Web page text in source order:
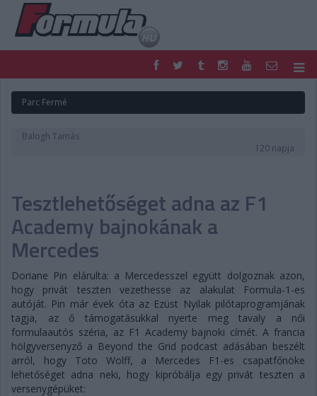
FORMULA
MOTOR
NEMZETKÖZI
DIGITÁLIS MAGAZIN
PONTÁLLÁSOK
Parc Fermé
Balogh Tamás
120 napja
Tesztlehetőséget adna az F1
Academy bajnokának a
Mercedes
Doriane Pin elárulta: a Mercedesszel együtt dolgoznak azon,
hogy privát teszten vezethesse az alakulat Formula-1-es
autóját. Pin már évek óta az Ezüst Nyilak pilótaprogramjának
tagja, az ő támogatásukkal nyerte meg tavaly a női
formulaautós széria, az F1 Academy bajnoki címét. A francia
hölgyversenyző a Beyond the Grid podcast adásában beszélt
arról, hogy Toto Wolff, a Mercedes F1-es csapatfőnöke
lehetőséget adna neki, hogy kipróbálja egy privát teszten a
versenygépüket: